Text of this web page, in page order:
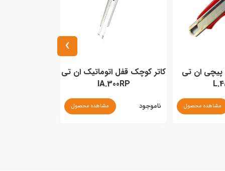
پیچی ان تی
مشاهده محصول
کاتر کوچک قفل اتوماتیک ان تی
IA.300RP
ناموجود مشاهده محصول
›